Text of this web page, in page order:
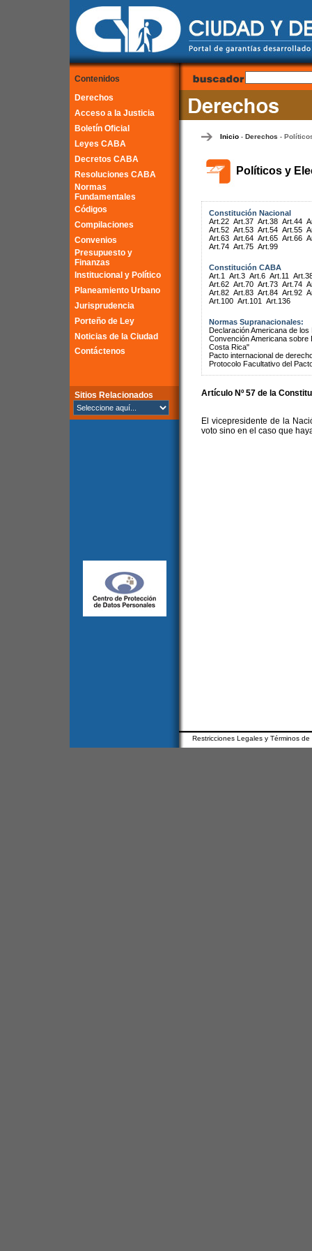
Contenidos
Derechos
Acceso a la Justicia
Boletín Oficial
Leyes CABA
Decretos CABA
Resoluciones CABA
Normas
Fundamentales
Códigos
Compilaciones
Convenios
Presupuesto y
Finanzas
Institucional y Político
Planeamiento Urbano
Jurisprudencia
Porteño de Ley
Noticias de la Ciudad
Contáctenos
Sitios Relacionados
Inicio- Derechos -
Políticos y
Constitución Nacional
Art.22 Art.37 Art.38 Art.44
Art.52 Art.53 Art.54 Art.55
Art.63 Art.64 Art.65 Art.66
Art.74 Art.75 Art.99
Constitución CABA
Art.1
Art.3 Art.6 Art.11
Art.62 Art.70 Art.73 Art.74
Art.82 Art.83 Art.84 Art.92
Art.100 Art.101 Art.136
Normas Supranacionales:
Declaración Americana de
Convención Americana
Costa Rica"
Pacto internacional de
Protocolo Facultativo del
Artículo Nº 57 de la
El vicepresidente de la
voto sino en el caso que
Restricciones Legales y Términos de